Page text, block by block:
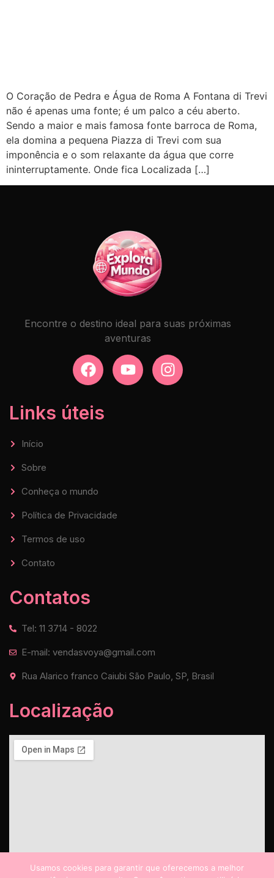
O Coração de Pedra e Água de Roma A Fontana di Trevi
não é apenas uma fonte; é um palco a céu aberto.
Sendo a maior e mais famosa fonte barroca de Roma,
ela domina a pequena Piazza di Trevi com sua
imponência e o som relaxante da água que corre
ininterruptamente. Onde fica Localizada […]
Encontre o destino ideal para suas próximas
aventuras
Links úteis
Início
Sobre
Conheça o mundo
Política de Privacidade
Termos de uso
Contato
Contatos
Tel: 11 3714 - 8022
E-mail: vendasvoya@gmail.com
Rua Alarico franco Caiubi São Paulo, SP, Brasil
Localização
Usamos cookies para garantir que oferecemos a melhor